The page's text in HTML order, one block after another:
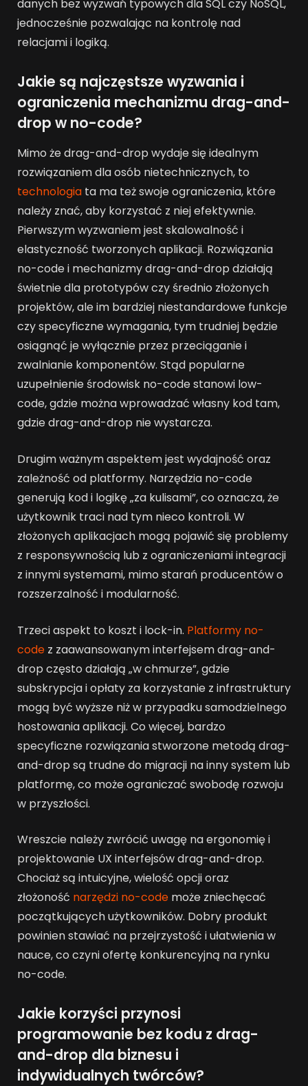
danych bez wyzwań typowych dla SQL czy NoSQL,
jednocześnie pozwalając na kontrolę nad
relacjami i logiką.
Jakie są najczęstsze wyzwania i
ograniczenia mechanizmu drag-and-
drop w no-code?
Mimo że drag-and-drop wydaje się idealnym
rozwiązaniem dla osób nietechnicznych, to
technologia ta ma też swoje ograniczenia, które
należy znać, aby korzystać z niej efektywnie.
Pierwszym wyzwaniem jest skalowalność i
elastyczność tworzonych aplikacji. Rozwiązania
no-code i mechanizmy drag-and-drop działają
świetnie dla prototypów czy średnio złożonych
projektów, ale im bardziej niestandardowe funkcje
czy specyficzne wymagania, tym trudniej będzie
osiągnąć je wyłącznie przez przeciąganie i
zwalnianie komponentów. Stąd popularne
uzupełnienie środowisk no-code stanowi low-
code, gdzie można wprowadzać własny kod tam,
gdzie drag-and-drop nie wystarcza.
Drugim ważnym aspektem jest wydajność oraz
zależność od platformy. Narzędzia no-code
generują kod i logikę „za kulisami”, co oznacza, że
użytkownik traci nad tym nieco kontroli. W
złożonych aplikacjach mogą pojawić się problemy
z responsywnością lub z ograniczeniami integracji
z innymi systemami, mimo starań producentów o
rozszerzalność i modularność.
Trzeci aspekt to koszt i lock-in. Platformy no-
code z zaawansowanym interfejsem drag-and-
drop często działają „w chmurze”, gdzie
subskrypcja i opłaty za korzystanie z infrastruktury
mogą być wyższe niż w przypadku samodzielnego
hostowania aplikacji. Co więcej, bardzo
specyficzne rozwiązania stworzone metodą drag-
and-drop są trudne do migracji na inny system lub
platformę, co może ograniczać swobodę rozwoju
w przyszłości.
Wreszcie należy zwrócić uwagę na ergonomię i
projektowanie UX interfejsów drag-and-drop.
Chociaż są intuicyjne, wielość opcji oraz
złożoność narzędzi no-code może zniechęcać
początkujących użytkowników. Dobry produkt
powinien stawiać na przejrzystość i ułatwienia w
nauce, co czyni ofertę konkurencyjną na rynku
no-code.
Jakie korzyści przynosi
programowanie bez kodu z drag-
and-drop dla biznesu i
indywidualnych twórców?